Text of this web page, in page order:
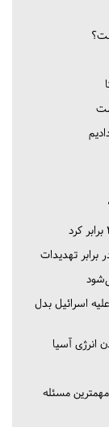
برابر تهدیدات
اسرائیل بدل
انرژی آسیا
مسئله